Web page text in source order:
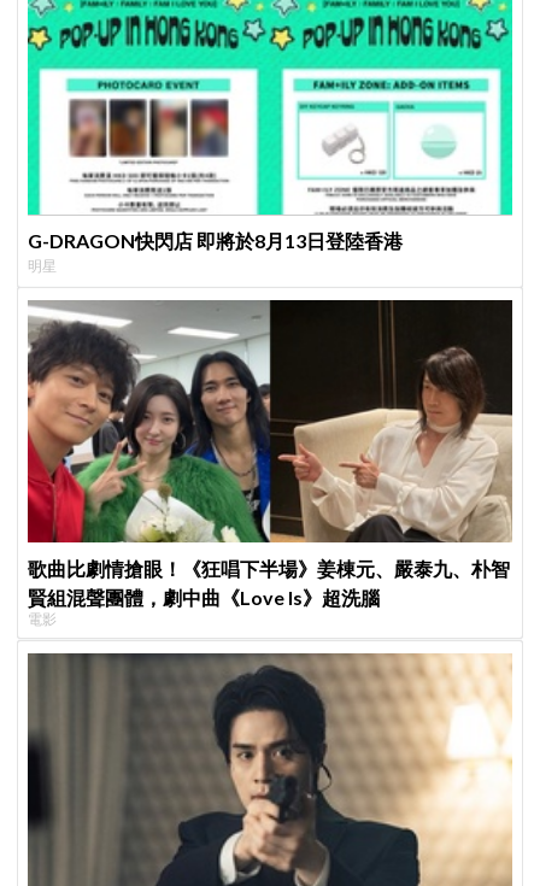
G-DRAGON快閃店 即將於8月13日登陸香港
明星
歌曲比劇情搶眼！《狂唱下半場》姜棟元、嚴泰九、朴智
賢組混聲團體，劇中曲《Love Is》超洗腦
電影